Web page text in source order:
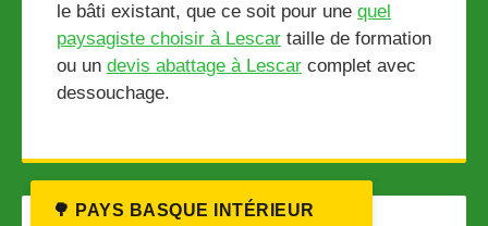
le bâti existant, que ce soit pour une quel
paysagiste choisir à Lescar taille de formation
ou un devis abattage à Lescar complet avec
dessouchage.
🌳 PAYS BASQUE INTÉRIEUR